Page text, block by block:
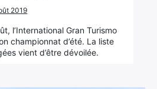
2019
l’International Gran Turismo
championnat d’été. La liste
vient d’être dévoilée.